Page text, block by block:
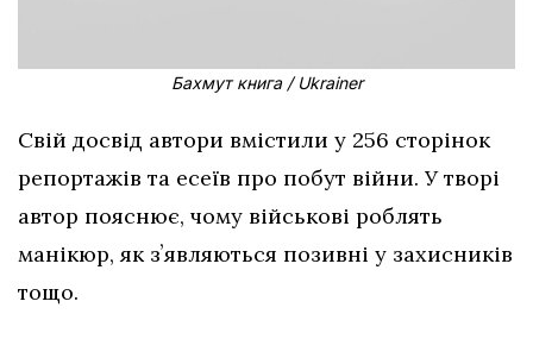
Бахмут книга / Ukrainer
Свій досвід автори вмістили у 256 сторінок
репортажів та есеїв про побут війни. У творі
автор пояснює, чому військові роблять
манікюр, як зʼявляються позивні у захисників
тощо.